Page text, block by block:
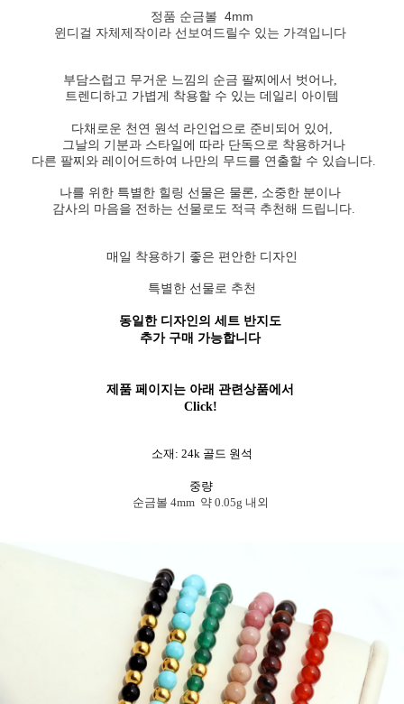
정품 순금볼 4mm
윈디걸 자체제작이라 선보여드릴수 있는 가격입니다
부담스럽고 무거운 느낌의 순금 팔찌에서 벗어나,
트렌디하고 가볍게 착용할 수 있는 데일리 아이템
다채로운 천연 원석 라인업으로 준비되어 있어,
그날의 기분과 스타일에 따라 단독으로 착용하거나
다른 팔찌와 레이어드하여 나만의 무드를 연출할 수 있습니다.
나를 위한 특별한 힐링 선물은 물론, 소중한 분이나
감사의 마음을 전하는 선물로도 적극 추천해 드립니다.
매일 착용하기 좋은 편안한 디자인
특별한 선물로 추천
동일한 디자인의 세트 반지 도
추가 구매 가능합니다
제품 페이지는 아래 관련상품에서
Click!
소재: 24k 골드 원석
중량
순금볼 4mm 약 0.05g 내외